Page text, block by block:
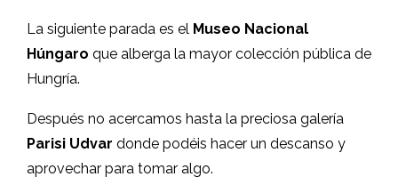
La siguiente parada es el Museo Nacional
Húngaro que alberga la mayor colección pública de
Hungría.
Después no acercamos hasta la preciosa galería
Parisi Udvar donde podéis hacer un descanso y
aprovechar para tomar algo.